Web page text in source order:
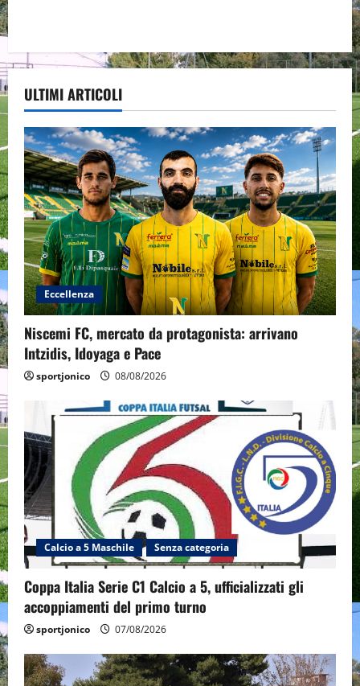
ULTIMI ARTICOLI
Eccellenza
Niscemi FC, mercato da protagonista: arrivano
Intzidis, Idoyaga e Pace
sportjonico 08/08/2026
Calcio a 5 Maschile Senza categoria
Coppa Italia Serie C1 Calcio a 5, ufficializzati gli
accoppiamenti del primo turno
sportjonico 07/08/2026